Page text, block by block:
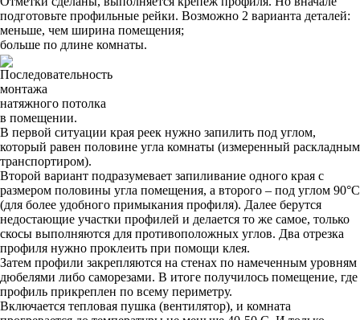
подготовьте профильные рейки. Возможно 2 варианта деталей:
меньше, чем ширина помещения;
больше по длине комнаты.
Последовательность
монтажа
натяжного потолка
в помещении.
В первой ситуации края реек нужно запилить под углом,
который равен половине угла комнаты (измеренный раскладным
транспортиром).
Второй вариант подразумевает запиливание одного края с
размером половины угла помещения, а второго – под углом 90°С
(для более удобного примыкания профиля). Далее берутся
недостающие участки профилей и делается то же самое, только
скосы выполняются для противоположных углов. Два отрезка
профиля нужно проклеить при помощи клея.
Затем профили закрепляются на стенах по намеченным уровням
дюбелями либо саморезами. В итоге получилось помещение, где
профиль прикреплен по всему периметру.
Включается тепловая пушка (вентилятор), и комната